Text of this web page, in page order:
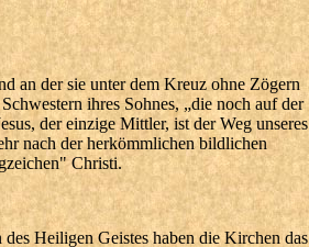
an der sie unter dem Kreuz ohne Zögern
ihres Sohnes, „die noch auf der
der einzige Mittler, ist der Weg unseres
nach der herkömmlichen bildlichen
Christi.
Heiligen Geistes haben die Kirchen das